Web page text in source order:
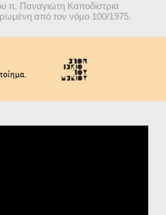
π. Παναγιώτη Καποδίστρια
από τον νόμο 100/1975.